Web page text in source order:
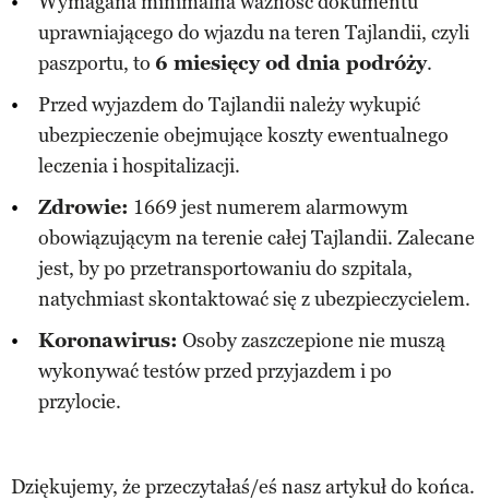
uprawniającego do wjazdu na teren Tajlandii, czyli
paszportu, to 6 miesięcy od dnia podróży.
Przed wyjazdem do Tajlandii należy wykupić
ubezpieczenie obejmujące koszty ewentualnego
leczenia i hospitalizacji.
Zdrowie: 1669 jest numerem alarmowym
obowiązującym na terenie całej Tajlandii. Zalecane
jest, by po przetransportowaniu do szpitala,
natychmiast skontaktować się z ubezpieczycielem.
Koronawirus: Osoby zaszczepione nie muszą
wykonywać testów przed przyjazdem i po
przylocie.
Dziękujemy, że przeczytałaś/eś nasz artykuł do końca.